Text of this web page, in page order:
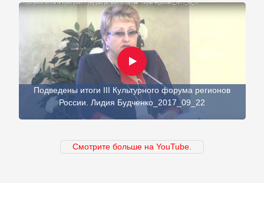
Подведены итоги III Культурного форума регионов
России. Лидия Будченко_2017_09_22
Смотрите больше на YouTube.